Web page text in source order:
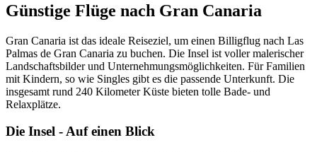
Günstige Flüge nach Gran Canaria
Gran Canaria ist das ideale Reiseziel, um einen Billigflug nach Las
Palmas de Gran Canaria zu buchen. Die Insel ist voller malerischer
Landschaftsbilder und Unternehmungsmöglichkeiten. Für Familien
mit Kindern, so wie Singles gibt es die passende Unterkunft. Die
insgesamt rund 240 Kilometer Küste bieten tolle Bade- und
Relaxplätze.
Die Insel - Auf einen Blick